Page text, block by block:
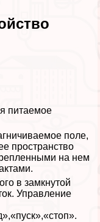
питаемое
поле,
прострaнcтво
на нем
в замкнутой
Управление